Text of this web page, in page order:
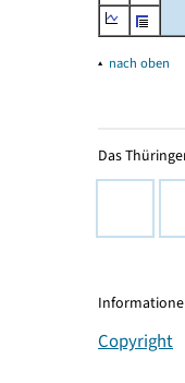
▴ nach oben
Das
Copyright